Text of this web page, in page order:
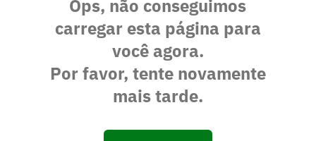
Ops, não conseguimos
carregar esta página para
você agora.
Por favor, tente novamente
mais tarde.